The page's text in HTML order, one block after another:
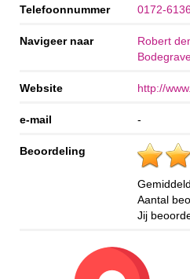
Telefoonnummer 0172-
Navigeer naar
Robert
Website http://
e-mail -
Beoordeling
Aantal
Jij